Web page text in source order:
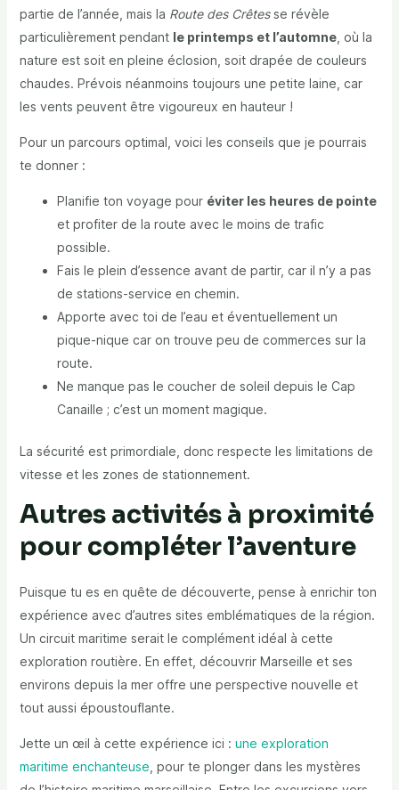
partie de l’année, mais la Route des Crêtesse révèle
particulièrement pendant le printemps et l’automne, où la
nature est soit en pleine éclosion, soit drapée de couleurs
chaudes. Prévois néanmoins toujours une petite laine, car
les vents peuvent être vigoureux en hauteur !
Pour un parcours optimal, voici les conseils que je pourrais
te donner :
Planifie ton voyage pour éviter les heures de pointe
et profiter de la route avec le moins de trafic
possible.
Fais le plein d’essence avant de partir, car il n’y a pas
de stations-service en chemin.
Apporte avec toi de l’eau et éventuellement un
pique-nique car on trouve peu de commerces sur la
route.
Ne manque pas le coucher de soleil depuis le Cap
Canaille ; c’est un moment magique.
La sécurité est primordiale, donc respecte les limitations de
vitesse et les zones de stationnement.
Autres activités à proximité
pour compléter l’aventure
Puisque tu es en quête de découverte, pense à enrichir ton
expérience avec d’autres sites emblématiques de la région.
Un circuit maritime serait le complément idéal à cette
exploration routière. En effet, découvrir Marseille et ses
environs depuis la mer offre une perspective nouvelle et
tout aussi époustouflante.
Jette un œil à cette expérience ici : une exploration
maritime enchanteuse , pour te plonger dans les mystères